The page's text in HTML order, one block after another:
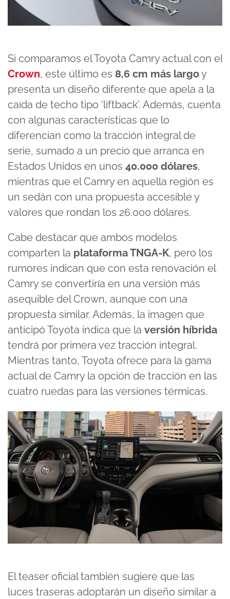
Si comparamos el Toyota Camry actual con el
Crown, este último es 8,6 cm más largoy
presenta un diseño diferente que apela a la
caída de techo tipo ‘liftback’. Además, cuenta
con algunas características que lo
diferencian como la tracción integral de
serie, sumado a un precio que arranca en
Estados Unidos en unos 40.000 dólares,
mientras que el Camry en aquella región es
un sedán con una propuesta accesible y
valores que rondan los 26.000 dólares.
Cabe destacar que ambos modelos
comparten la plataforma TNGA-K, pero los
rumores indican que con esta renovación el
Camry se convertiría en una versión más
asequible del Crown, aunque con una
propuesta similar. Además, la imagen que
anticipó Toyota indica que la versión híbrida
tendrá por primera vez tracción integral.
Mientras tanto, Toyota ofrece para la gama
actual de Camry la opción de tracción en las
cuatro ruedas para las versiones térmicas.
El teaser oficial también sugiere que las
luces traseras adoptarán un diseño similar a